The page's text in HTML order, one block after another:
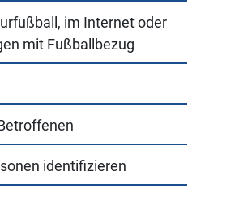
im Internet oder
mit Fußballbezug
identifizieren